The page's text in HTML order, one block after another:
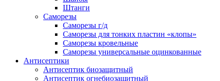
Штанги
Саморезы
Саморезы г/д
Саморезы для тонких пластин «клопы»
Саморезы кровельные
Саморезы универсальные оцинкованные
Антисептики
Антисептик биозащитный
Антисептик огнебиозащитный